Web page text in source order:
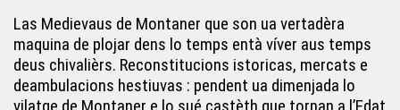
Nadau au Grand Rex - Eveniments
Las Medievaus de Montaner que son ua vertadèra
maquina de plojar dens lo temps entà víver aus temps
deus chivalièrs. Reconstitucions istoricas, mercats e
deambulacions hestiuvas : pendent ua dimenjada lo